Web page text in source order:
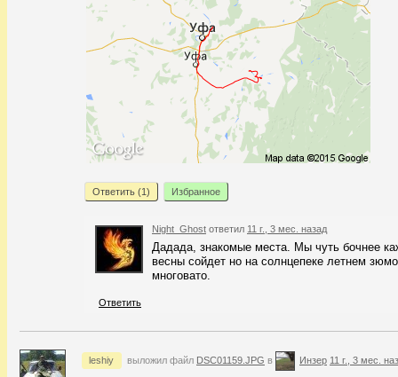
Ответить (1) Избранное
Night_Ghost ответил 11 г., 3 мес. назад
Дадада, знакомые места. Мы чуть бочнее
весны сойдет но на солнцепеке летнем
многовато.
Ответить
leshiy выложил файл DSC01159.JPG в Инзер 11 г., 3 мес.